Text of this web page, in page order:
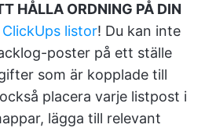
HÅLLA ORDNING PÅ DIN
ClickUps listor! Du kan inte
poster på ett ställe
som är kopplade till
placera varje listpost i
lägga till relevant